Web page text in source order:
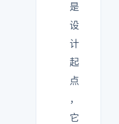
是
设
计
起
点
，
它